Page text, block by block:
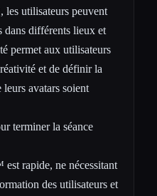
utilisateurs peuvent
dans différents lieux et
permet aux utilisateurs
et de définir la
avatars soient
terminer la séance
rapide, ne nécessitant
des utilisateurs et